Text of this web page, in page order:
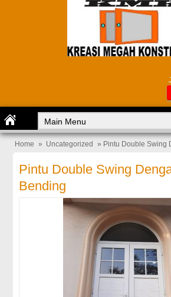
Home » Uncategorized » Pintu Double Swing
Pintu Double Swing
Bending